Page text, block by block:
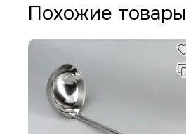
Похожие товары